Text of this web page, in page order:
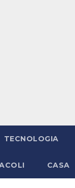
TECNOLOGIA
CASA